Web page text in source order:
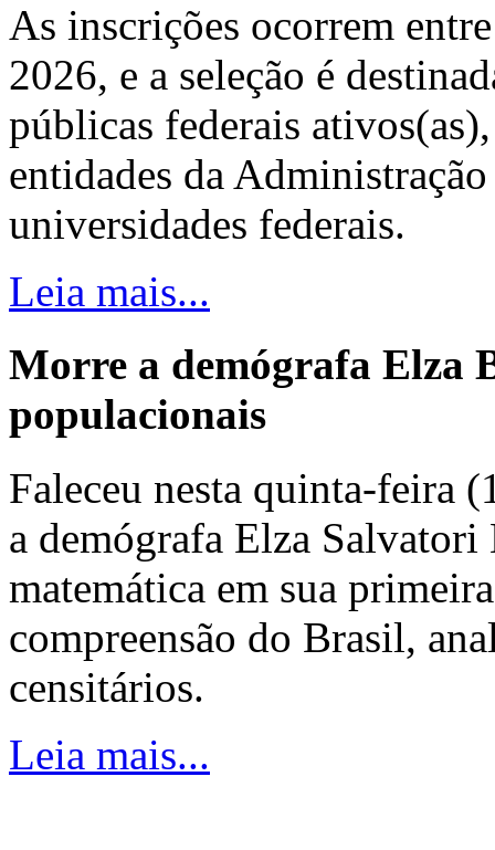
As inscrições ocorrem
2026, e a seleção é
públicas federais
entidades da
universidades federais.
Leia mais...
Morre a demógrafa Elza
populacionais
Faleceu nesta quinta-feira
a demógrafa Elza
matemática em sua
compreensão do Brasil,
censitários.
Leia mais...